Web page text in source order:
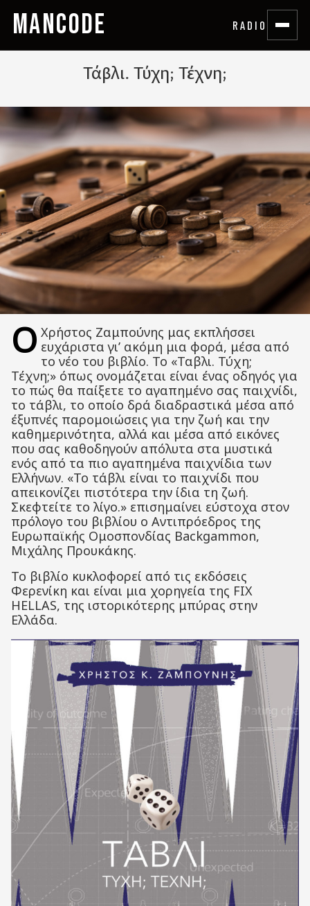
MANCODE RADIO
Τάβλι. Τύχη; Τέχνη;
Ο Χρήστος Ζαμπούνης μας εκπλήσσει
ευχάριστα γι’ ακόμη μια φορά, μέσα από
το νέο του βιβλίο. Το «Ταβλι. Τύχη;
Τέχνη;» όπως ονομάζεται είναι ένας οδηγός για
το πώς θα παίξετε το αγαπημένο σας παιχνίδι,
το τάβλι, το οποίο δρά διαδραστικά μέσα από
έξυπνές παρομοιώσεις για την ζωή και την
καθημερινότητα, αλλά και μέσα από εικόνες
που σας καθοδηγούν απόλυτα στα μυστικά
ενός από τα πιο αγαπημένα παιχνίδια των
Ελλήνων. «Το τάβλι είναι το παιχνίδι που
απεικονίζει πιστότερα την ίδια τη ζωή.
Σκεφτείτε το λίγο.» επισημαίνει εύστοχα στον
πρόλογο του βιβλίου ο Αντιπρόεδρος της
Ευρωπαϊκής Ομοσπονδίας Backgammon,
Μιχάλης Προυκάκης.
Το βιβλίο κυκλοφορεί από τις εκδόσεις
Φερενίκη και είναι μια χορηγεία της FIX
HELLAS, της ιστορικότερης μπύρας στην
Ελλάδα.